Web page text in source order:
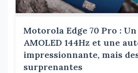
Motorola Edge 70 Pro :
AMOLED 144Hz et une
impressionnante, mais
surprenantes